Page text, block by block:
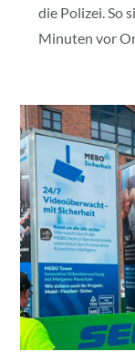
die Polizei. So
Minuten vor